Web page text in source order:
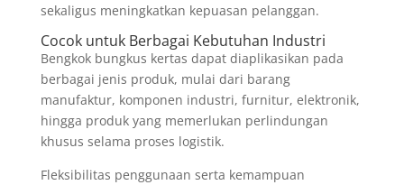
sekaligus meningkatkan kepuasan pelanggan.
Cocok untuk Berbagai Kebutuhan Industri
Bengkok bungkus kertas dapat diaplikasikan pada
berbagai jenis produk, mulai dari barang
manufaktur, komponen industri, furnitur, elektronik,
hingga produk yang memerlukan perlindungan
khusus selama proses logistik.
Fleksibilitas penggunaan serta kemampuan